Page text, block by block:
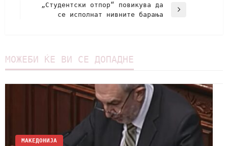
„Студентски отпор“ повикува да
се исполнат нивните барања
МОЖЕБИ ЌЕ ВИ СЕ ДОПАДНЕ
МАКЕДОНИЈА